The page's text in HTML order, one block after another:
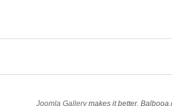
Joomla Gallerymakes it better.